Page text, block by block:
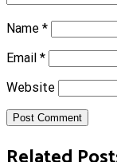
Name *
Email *
Website
Post Comment